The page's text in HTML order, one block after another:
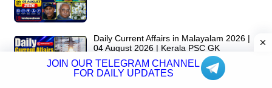
Daily Current Affairs in Malayalam 2026 |
04 August 2026 | Kerala PSC GK
JOIN OUR TELEGRAM CHANNEL
FOR DAILY UPDATES